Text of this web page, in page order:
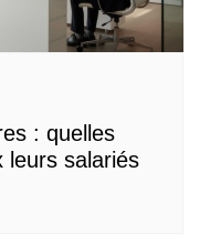
: quelles
leurs salariés